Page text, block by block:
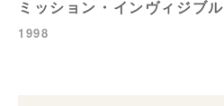
ミッション・インヴィジブル
1998